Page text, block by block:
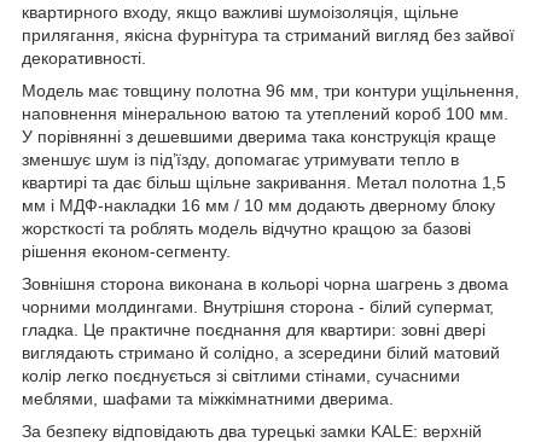
квартирного входу, якщо важливі шумоізоляція, щільне
прилягання, якісна фурнітура та стриманий вигляд без зайвої
декоративності.
Модель має товщину полотна 96 мм, три контури ущільнення,
наповнення мінеральною ватою та утеплений короб 100 мм.
У порівнянні з дешевшими дверима така конструкція краще
зменшує шум із під’їзду, допомагає утримувати тепло в
квартирі та дає більш щільне закривання. Метал полотна 1,5
мм і МДФ-накладки 16 мм / 10 мм додають дверному блоку
жорсткості та роблять модель відчутно кращою за базові
рішення економ-сегменту.
Зовнішня сторона виконана в кольорі чорна шагрень з двома
чорними молдингами. Внутрішня сторона - білий супермат,
гладка. Це практичне поєднання для квартири: зовні двері
виглядають стримано й солідно, а зсередини білий матовий
колір легко поєднується зі світлими стінами, сучасними
меблями, шафами та міжкімнатними дверима.
За безпеку відповідають два турецькі замки KALE: верхній